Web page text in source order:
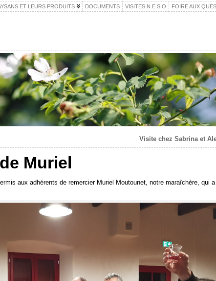
ET LEURS PRODUITS DOCUMENTS VISITES N.E.S.O FOIRE AUX
Visite chez Sabrina et
Muriel
aux adhérents de remercier Muriel Moutounet, notre maraîchère, qui